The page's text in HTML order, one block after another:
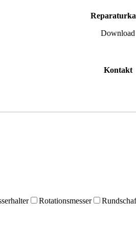
Download
Kontakt
Rotationsmesser